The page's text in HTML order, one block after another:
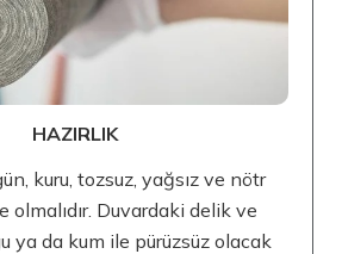
HAZIRLIK
kuru, tozsuz, yağsız ve nötr
olmalıdır. Duvardaki delik ve
ya da kum ile pürüzsüz olacak